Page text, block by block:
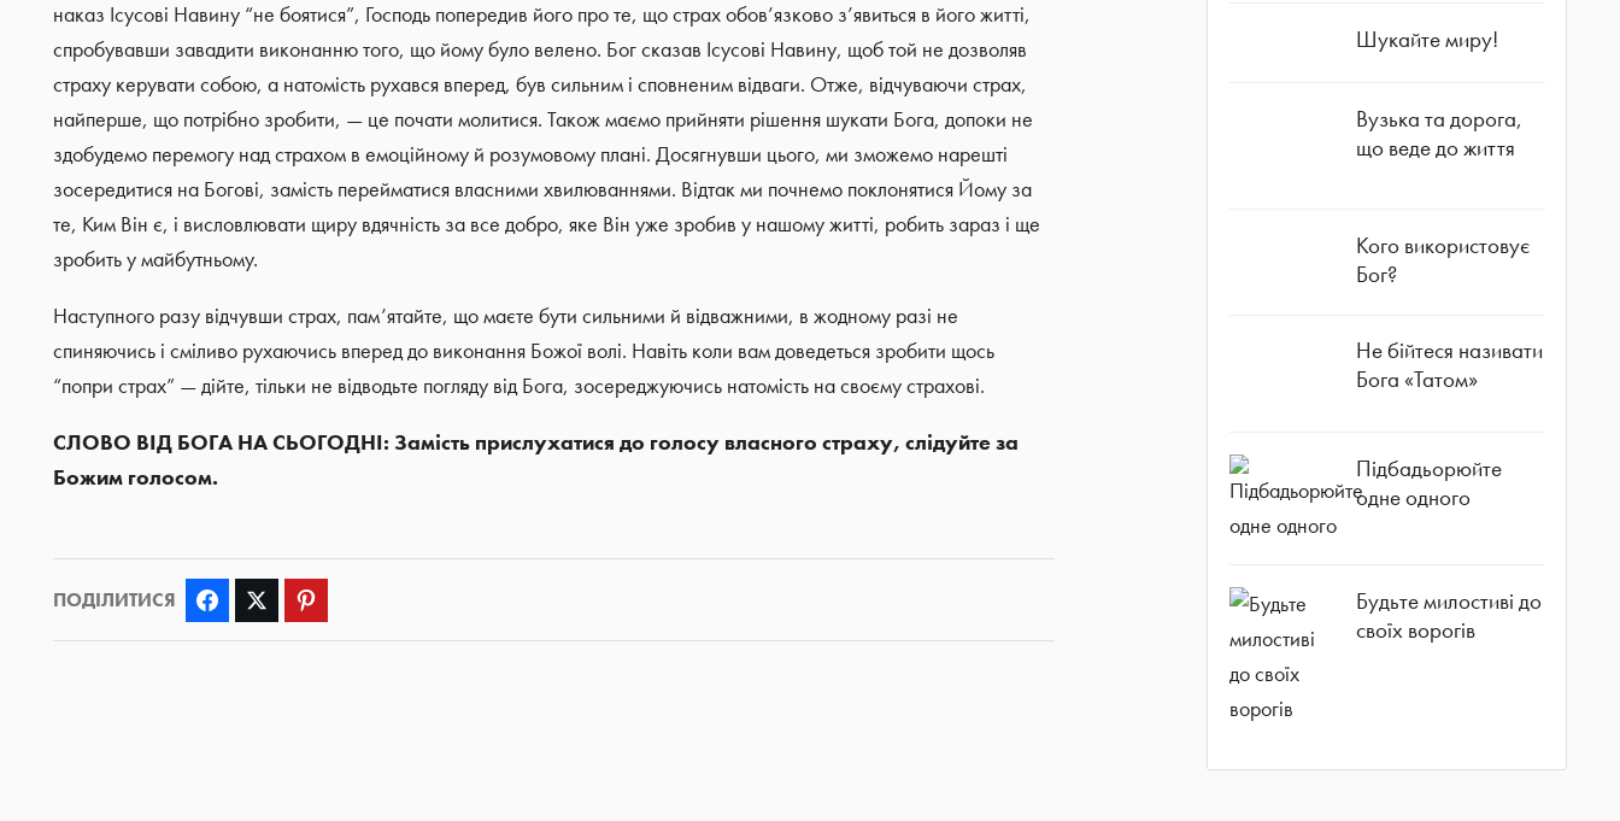
наказ Ісусові Навину “не боятися”, Господь попередив його про те, що страх обов’язково з’явиться в його житті,
спробувавши завадити виконанню того, що йому було велено. Бог сказав Ісусові Навину, щоб той не дозволяв
страху керувати собою, а натомість рухався вперед, був сильним і сповненим відваги. Отже, відчуваючи страх,
найперше, що потрібно зробити, — це почати молитися. Також маємо прийняти рішення шукати Бога, допоки не
здобудемо перемогу над страхом в емоційному й розумовому плані. Досягнувши цього, ми зможемо нарешті
зосередитися на Богові, замість перейматися власними хвилюваннями. Відтак ми почнемо поклонятися Йому за
те, Ким Він є, і висловлювати щиру вдячність за все добро, яке Він уже зробив у нашому житті, робить зараз і ще
зробить у майбутньому.
Наступного разу відчувши страх, пам’ятайте, що маєте бути сильними й відважними, в жодному разі не
спиняючись і сміливо рухаючись вперед до виконання Божої волі. Навіть коли вам доведеться зробити щось
“попри страх” — дійте, тільки не відводьте погляду від Бога, зосереджуючись натомість на своєму страхові.
СЛОВО ВІД БОГА НА СЬОГОДНІ: Замість прислухатися до голосу власного страху, слідуйте за
Божим голосом.
ПОДІЛИТИСЯ Facebook Twitter
Шукайте миру!
Вузька та дорога,
що веде до життя
Кого використовує
Бог?
Не бійтеся називати
Бога «Татом»
Підбадьорюйте
одне одного
Будьте милостиві до
своїх ворогів